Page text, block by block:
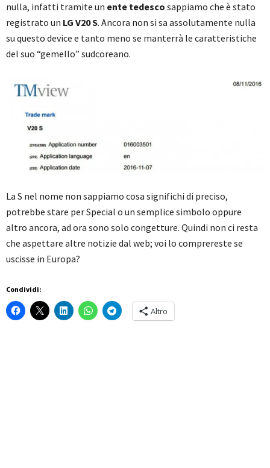
nulla, infatti tramite un ente tedesco sappiamo che è stato
registrato un LG V20 S. Ancora non si sa assolutamente nulla
su questo device e tanto meno se manterrà le caratteristiche
del suo “gemello” sudcoreano.
La S nel nome non sappiamo cosa significhi di preciso,
potrebbe stare per Special o un semplice simbolo oppure
altro ancora, ad ora sono solo congetture. Quindi non ci resta
che aspettare altre notizie dal web; voi lo comprereste se
uscisse in Europa?
Condividi:
Altro